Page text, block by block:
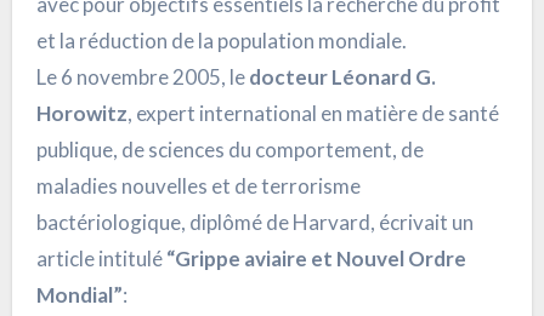
et la réduction de la population mondiale.
Le 6 novembre 2005, ledocteur Léonard G.
Horowitz, expert international en matière de santé
publique, de sciences du comportement, de
maladies nouvelles et de terrorisme
bactériologique, diplômé de Harvard, écrivait un
article intitulé“Grippe aviaire et Nouvel Ordre
Mondial”: